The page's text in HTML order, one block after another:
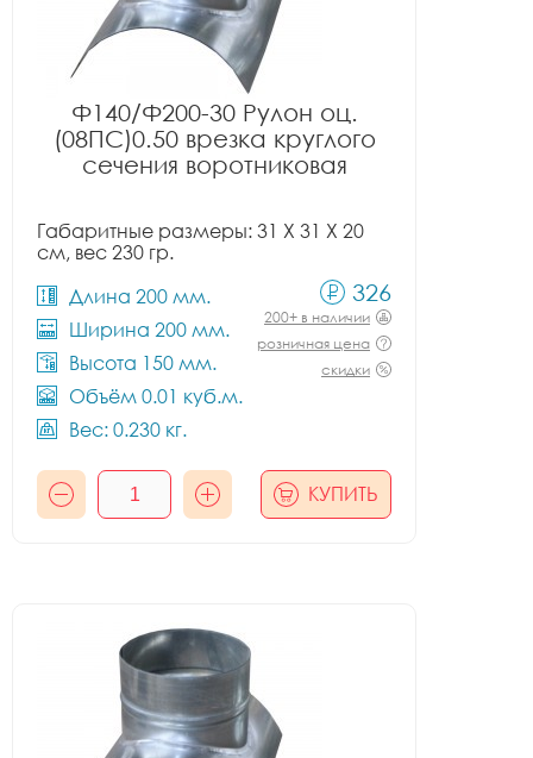
Ф140/Ф200-30 Рулон оц.
(08ПС)0.50 врезка круглого
сечения воротниковая
Габаритные размеры: 31 X 31 X 20
см, вес 230 гр.
Длина 200 мм.
Ширина 200 мм.
Высота 150 мм.
Объём 0.01 куб.м.
Вес: 0.230 кг.
326
200+ в наличии
розничная цена
скидки
КУПИТЬ